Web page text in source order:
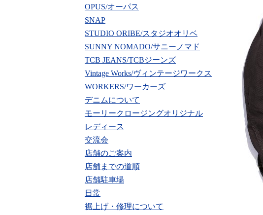
OPUS/オーパス
SNAP
STUDIO ORIBE/スタジオオリベ
SUNNY NOMADO/サニーノマド
TCB JEANS/TCBジーンズ
Vintage Works/ヴィンテージワークス
WORKERS/ワーカーズ
デニムについて
モーリークロージングオリジナル
レディース
交流会
店舗のご案内
店舗までの道順
店舗駐車場
日常
裾上げ・修理について